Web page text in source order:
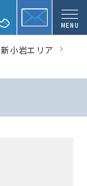
MENU
新小岩エリア